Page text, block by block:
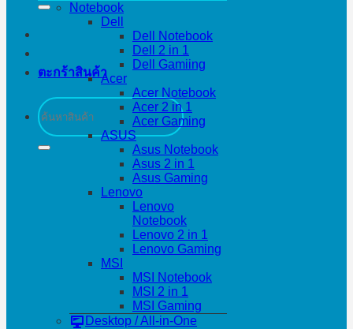
ตะกร้าสินค้า
ค้นหา:
Notebook
Dell
Dell Notebook
Dell 2 in 1
Dell Gamiing
Acer
Acer Notebook
Acer 2 in 1
Acer Gaming
ASUS
Asus Notebook
Asus 2 in 1
Asus Gaming
Lenovo
Lenovo
Notebook
Lenovo 2 in 1
Lenovo Gaming
MSI
MSI Notebook
MSI 2 in 1
MSI Gaming
Desktop / All-in-One